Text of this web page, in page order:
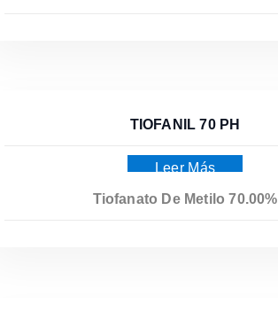
TIOFANIL 70 PH
Leer Más
Tiofanato De Metilo 70.00%